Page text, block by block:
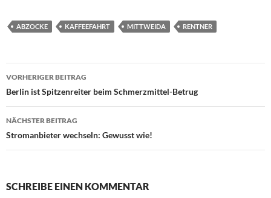
ABZOCKE KAFFEEFAHRT MITTWEIDA RENTNER
Beitragsnavigation
VORHERIGER BEITRAG
Berlin ist Spitzenreiter beim Schmerzmittel-Betrug
NÄCHSTER BEITRAG
Stromanbieter wechseln: Gewusst wie!
SCHREIBE EINEN KOMMENTAR